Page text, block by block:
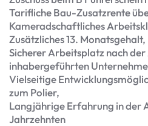
Tarifliche Bau-Zusatzrente
Kameradschaftliches
Zusätzliches 13. Monatsgehalt,
Sicherer Arbeitsplatz nach
inhabergeführten
Vielseitige
zum Polier,
Langjährige Erfahrung in der
Jahrzehnten